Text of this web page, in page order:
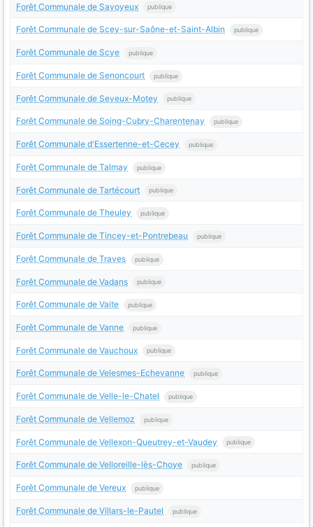
Forêt Communale de Savoyeux publique
Forêt Communale de Scey-sur-Saône-et-Saint-Albin publique
Forêt Communale de Scye publique
Forêt Communale de Senoncourt publique
Forêt Communale de Seveux-Motey publique
Forêt Communale de Soing-Cubry-Charentenay publique
Forêt Communale d'Essertenne-et-Cecey publique
Forêt Communale de Talmay publique
Forêt Communale de Tartécourt publique
Forêt Communale de Theuley publique
Forêt Communale de Tincey-et-Pontrebeau publique
Forêt Communale de Traves publique
Forêt Communale de Vadans publique
Forêt Communale de Vaite publique
Forêt Communale de Vanne publique
Forêt Communale de Vauchoux publique
Forêt Communale de Velesmes-Echevanne publique
Forêt Communale de Velle-le-Chatel publique
Forêt Communale de Vellemoz publique
Forêt Communale de Vellexon-Queutrey-et-Vaudey publique
Forêt Communale de Velloreille-lès-Choye publique
Forêt Communale de Vereux publique
Forêt Communale de Villars-le-Pautel publique